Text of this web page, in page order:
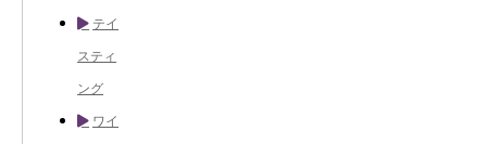
テイ
スティ
ング
ワイ